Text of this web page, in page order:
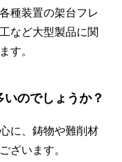
種装置の架台フレ
など大型製品に関
す。
のでしょうか？
に、鋳物や難削材
ざいます。